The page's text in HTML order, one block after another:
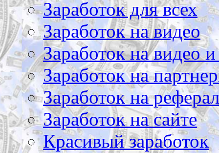
Заработок для всех
Заработок на видео
Заработок на видео
Заработок на
Заработок на
Заработок на сайте
Красивый заработок